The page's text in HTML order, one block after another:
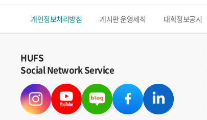
개인정보처리방침 게시판 운영세칙 대학정보공시
HUFS
Social Network Service